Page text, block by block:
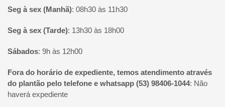
Seg à sex (Manhã): 08h30 às 11h30
Seg à sex (Tarde): 13h30 às 18h00
Sábados: 9h às 12h00
Fora do horário de expediente, temos atendimento através
do plantão pelo telefone e whatsapp (53) 98406-1044: Não
haverá expediente